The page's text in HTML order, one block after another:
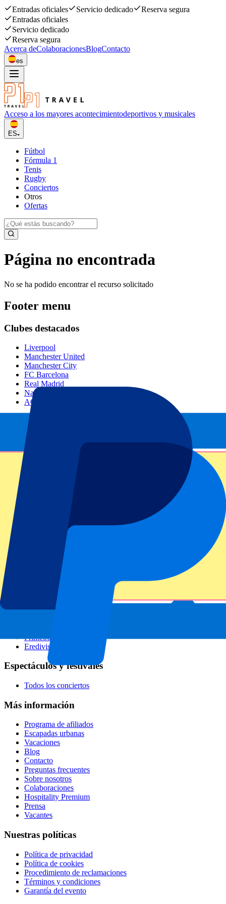
Entradas oficiales Servicio dedicado
Reserva segura
Entradas oficiales
Servicio dedicado
Reserva segura
Acerca deColaboracionesBlogContacto
es
Acceso a los mayores acontecimientodeportivos y musicales
ES
Fútbol
Fórmula 1
Tenis
Rugby
Conciertos
Otros
Ofertas
Página no encontrada
No se ha podido encontrar el recurso solicitado
Footer menu
Clubes destacados
Liverpool
Manchester United
Manchester City
FC Barcelona
Real Madrid
Napoli
AC Milan
Eventos populares
GP España
GP Países Bajos
Todos los deportes
Ligas de fútbol
Champions League
Premier League
Serie A
Primeira Liga
Eredivisie
Espectáculos y festivales
Todos los conciertos
Más información
Programa de afiliados
Escapadas urbanas
Vacaciones
Blog
Contacto
Preguntas frecuentes
Sobre nosotros
Colaboraciones
Hospitality Premium
Prensa
Vacantes
Nuestras políticas
Política de privacidad
Política de cookies
Procedimiento de reclamaciones
Términos y condiciones
Garantía del evento